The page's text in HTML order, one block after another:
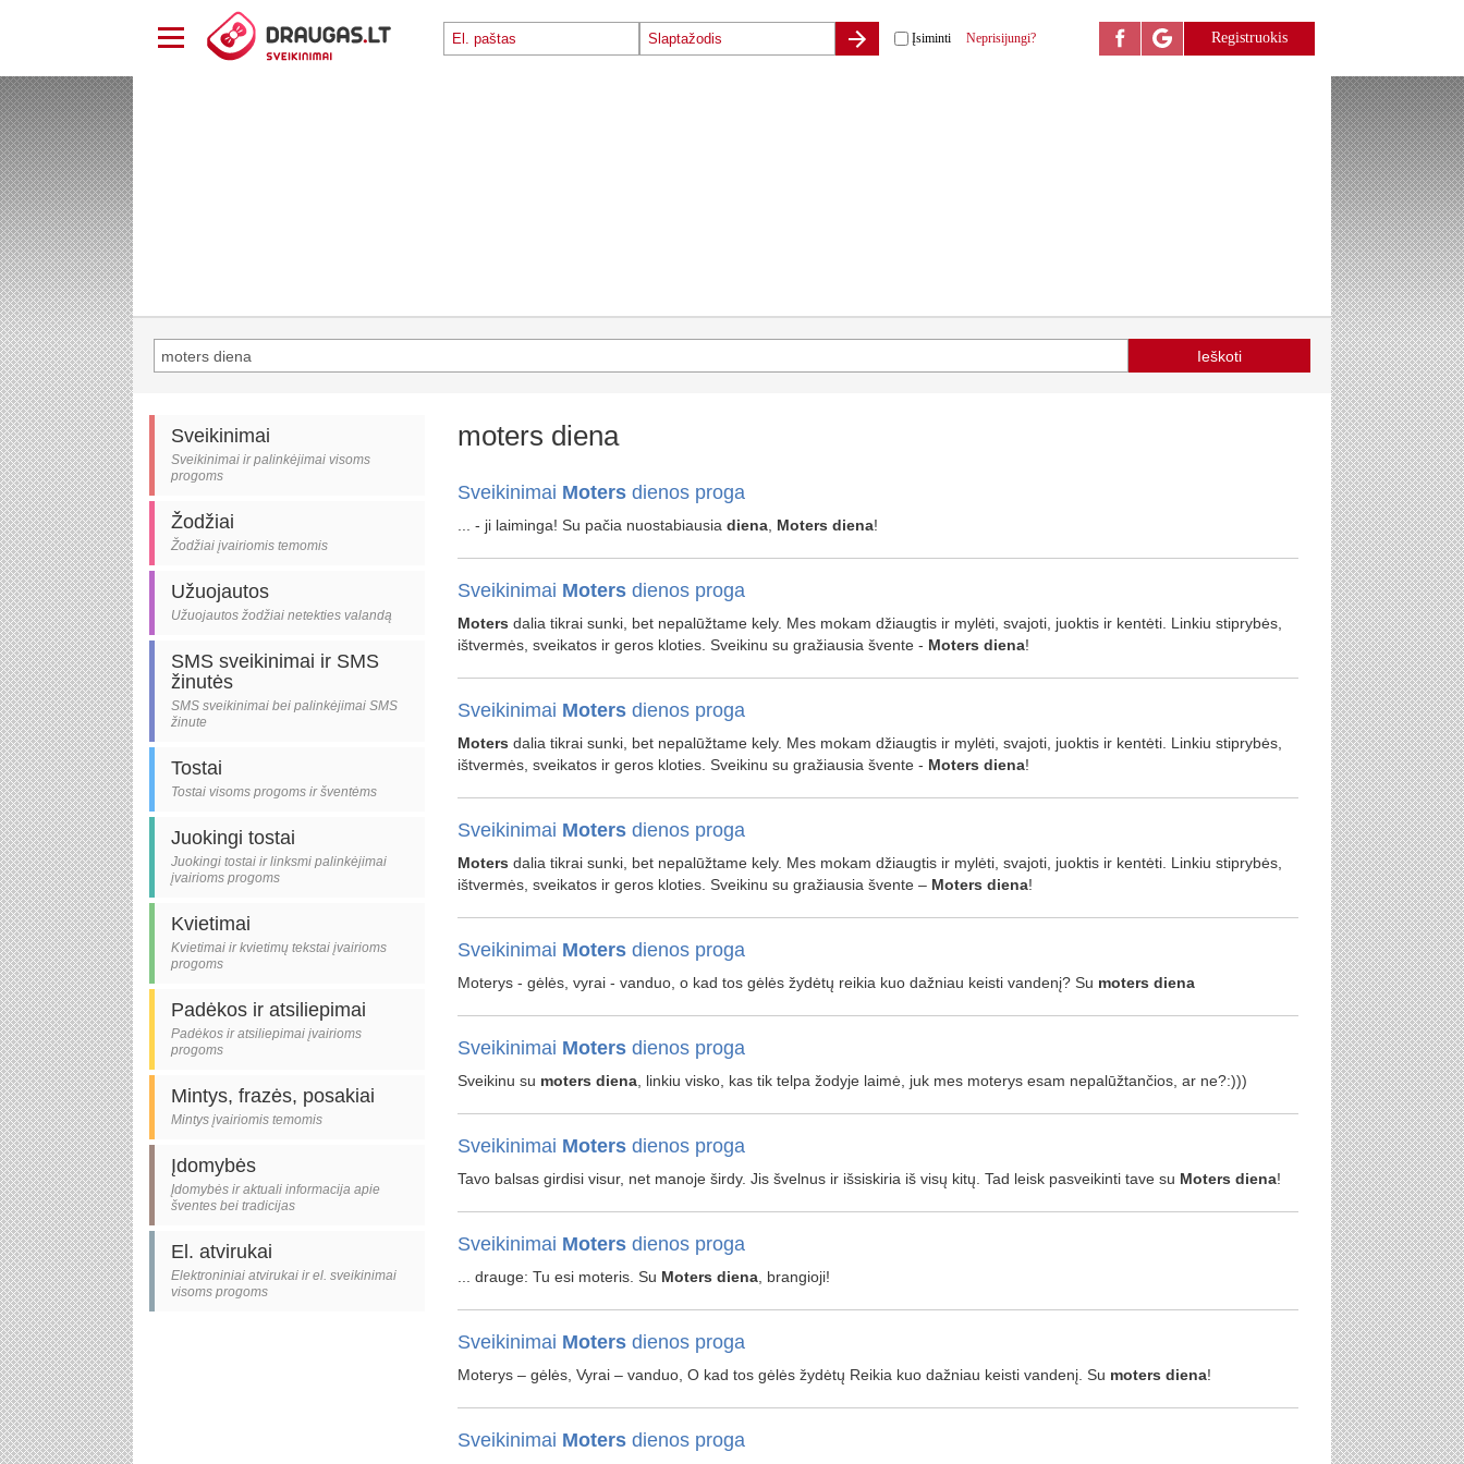
Įsiminti Neprisijungi? Registruokis
Sveikinimai
Sveikinimai ir palinkėjimai visoms
progoms
Žodžiai
Žodžiai įvairiomis temomis
Užuojautos
Užuojautos žodžiai netekties valandą
SMS sveikinimai ir SMS
žinutės
SMS sveikinimai bei palinkėjimai SMS
žinute
Tostai
Tostai visoms progoms ir šventėms
Juokingi tostai
Juokingi tostai ir linksmi palinkėjimai
įvairioms progoms
Kvietimai
Kvietimai ir kvietimų tekstai įvairioms
progoms
Padėkos ir atsiliepimai
Padėkos ir atsiliepimai įvairioms
progoms
Mintys, frazės, posakiai
Mintys įvairiomis temomis
Įdomybės
Įdomybės ir aktuali informacija apie
šventes bei tradicijas
El. atvirukai
Elektroniniai atvirukai ir el. sveikinimai
visoms progoms
moters diena
Sveikinimai Motersdienos proga
... - ji laiminga! Su pačia nuostabiausia diena, Moters diena!
Sveikinimai Motersdienos proga
Moters dalia tikrai sunki, bet nepalūžtame kely. Mes mokam džiaugtis ir mylėti, svajoti, juoktis ir kentėti. Linkiu stiprybės,
ištvermės, sveikatos ir geros kloties. Sveikinu su gražiausia švente - Moters diena!
Sveikinimai Motersdienos proga
Moters dalia tikrai sunki, bet nepalūžtame kely. Mes mokam džiaugtis ir mylėti, svajoti, juoktis ir kentėti. Linkiu stiprybės,
ištvermės, sveikatos ir geros kloties. Sveikinu su gražiausia švente - Moters diena!
Sveikinimai Motersdienos proga
Moters dalia tikrai sunki, bet nepalūžtame kely. Mes mokam džiaugtis ir mylėti, svajoti, juoktis ir kentėti. Linkiu stiprybės,
ištvermės, sveikatos ir geros kloties. Sveikinu su gražiausia švente – Moters diena!
Sveikinimai Motersdienos proga
Moterys - gėlės, vyrai - vanduo, o kad tos gėlės žydėtų reikia kuo dažniau keisti vandenį? Su moters diena
Sveikinimai Motersdienos proga
Sveikinu su moters diena, linkiu visko, kas tik telpa žodyje laimė, juk mes moterys esam nepalūžtančios, ar ne?:)))
Sveikinimai Motersdienos proga
Tavo balsas girdisi visur, net manoje širdy. Jis švelnus ir išsiskiria iš visų kitų. Tad leisk pasveikinti tave su Moters diena!
Sveikinimai Motersdienos proga
... drauge: Tu esi moteris. Su Moters diena, brangioji!
Sveikinimai Motersdienos proga
Moterys – gėlės, Vyrai – vanduo, O kad tos gėlės žydėtų Reikia kuo dažniau keisti vandenį. Su moters diena!
Sveikinimai Motersdienos proga